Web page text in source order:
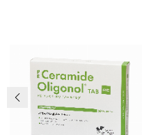
前の画像